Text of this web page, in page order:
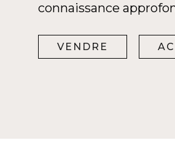
connaissance
VENDRE